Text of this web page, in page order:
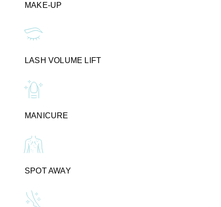
MAKE-UP
LASH VOLUME LIFT
MANICURE
SPOT AWAY